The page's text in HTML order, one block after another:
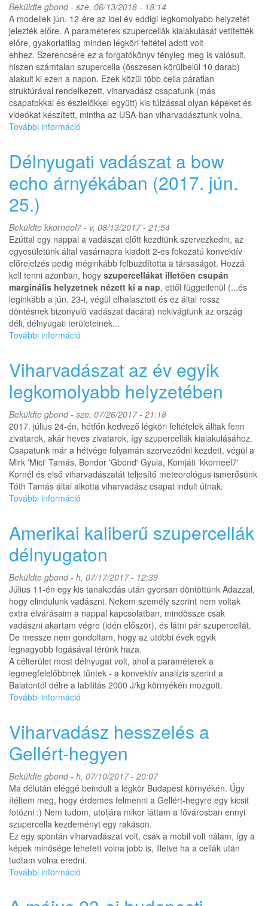
július
14-
én
tartalommal
kapcsolatosan
Beküldte gbond- sze, 06/13/2018 - 18:14
A modellek jún. 12-ére az idei év eddigi legkomolyabb helyzetét
jelezték előre. A paraméterek szupercellák kialakulását vetítették
előre, gyakorlatilag minden légköri feltétel adott volt
ehhez. Szerencsére ez a forgatókönyv tényleg meg is valósult,
hiszen számtalan szupercella (összesen körülbelül 10 darab)
alakult ki ezen a napon. Ezek közül több cella páratlan
struktúrával rendelkezett, viharvadász csapatunk (más
csapatokkal és észlelőkkel együtt) kis túlzással olyan képeket és
videókat készített, mintha az USA-ban viharvadásztunk volna.
További információ
a
Dunántúlon
tartalommal
Délnyugati vadászat a bow
echo árnyékában (2017. jún.
25.)
Beküldte kkorneel7- v, 08/13/2017 - 21:54
Ezúttal egy nappal a vadászat előtt kezdtünk szervezkedni, az
egyesületünk által vasárnapra kiadott 2-es fokozatú konvektív
előrejelzés pedig méginkább felbuzdította a társaságot. Hozzá
kell tenni azonban, hogy szupercellákat illetően csupán
marginális helyzetnek nézett ki a nap, ettől függetlenül (...és
leginkább a jún. 23-i, végül elhalasztott és ez által rossz
döntésnek bizonyuló vadászat dacára) nekivágtunk az ország
déli, délnyugati területeinek...
További információ
bow
árnyékában
jún.
25.)
tartalommal
kapcsolatosan
Viharvadászat az év egyik
legkomolyabb helyzetében
Beküldte gbond- sze, 07/26/2017 - 21:18
2017. július 24-én, hétfőn kedvező légköri feltételek álltak fenn
zivatarok, akár heves zivatarok, így szupercellák kialakulásához.
Csapatunk már a hétvége folyamán szerveződni kezdett, végül a
Mirk 'Mici' Tamás, Bondor 'Gbond' Gyula, Komjáti 'kkorneel7'
Kornél és első viharvadászatát teljesítő meteorológus ismerősünk
Tóth Tamás által alkotta viharvadász csapat indult útnak.
További információ
egyik
helyzetében
kapcsolatosan
Amerikai kaliberű szupercellák
délnyugaton
Beküldte gbond- h, 07/17/2017 - 12:39
Július 11-én egy kis tanakodás után gyorsan döntöttünk Adazzal,
hogy elindulunk vadászni. Nekem személy szerint nem voltak
extra elvárásaim a nappal kapcsolatban, mindössze csak
vadászni akartam végre (idén először), és látni pár szupercellát.
De messze nem gondoltam, hogy az utóbbi évek egyik
legnagyobb fogásával térünk haza.
A célterület most délnyugat volt, ahol a paraméterek a
legmegfelelőbbnek tűntek - a konvektív analízis szerint a
Balatontól délre a labilitás 2000 J/kg környékén mozgott.
További információ
délnyugaton
kapcsolatosan
Viharvadász hesszelés a
Gellért-hegyen
Beküldte gbond- h, 07/10/2017 - 20:07
Ma délután eléggé beindult a légkör Budapest környékén. Úgy
ítéltem meg, hogy érdemes felmenni a Gellért-hegyre egy kicsit
fotózni :) Nem tudom, utoljára mikor láttam a fővárosban ennyi
szupercella kezdeményt egy rakáson.
Ez egy spontán viharvadászat volt, csak a mobil volt nálam, így a
képek minősége lehetett volna jobb is, illetve ha a cellák után
tudtam volna eredni.
További információ